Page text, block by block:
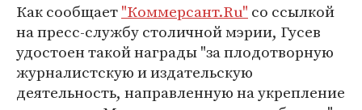
Как сообщает"Коммерсант.Ru" со ссылкой
на пресс-службу столичной мэрии, Гусев
удостоен такой награды "за плодотворную
журналистскую и издательскую
деятельность, направленную на укрепление